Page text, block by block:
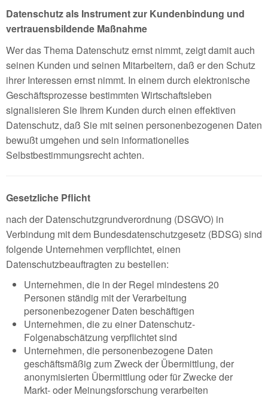
Datenschutz als Instrument zur Kundenbindung und
vertrauensbildende Maßnahme
Wer das Thema Datenschutz ernst nimmt, zeigt damit auch
seinen Kunden und seinen Mitarbeitern, daß er den Schutz
ihrer Interessen ernst nimmt. In einem durch elektronische
Geschäftsprozesse bestimmten Wirtschaftsleben
signalisieren Sie Ihrem Kunden durch einen effektiven
Datenschutz, daß Sie mit seinen personenbezogenen Daten
bewußt umgehen und sein informationelles
Selbstbestimmungsrecht achten.
Gesetzliche Pflicht
nach der Datenschutzgrundverordnung (DSGVO) in
Verbindung mit dem Bundesdatenschutzgesetz (BDSG) sind
folgende Unternehmen verpflichtet, einen
Datenschutzbeauftragten zu bestellen:
Unternehmen, die in der Regel mindestens 20
Personen ständig mit der Verarbeitung
personenbezogener Daten beschäftigen
Unternehmen, die zu einer Datenschutz-
Folgenabschätzung verpflichtet sind
Unternehmen, die personenbezogene Daten
geschäftsmäßig zum Zweck der Übermittlung, der
anonymisierten Übermittlung oder für Zwecke der
Markt- oder Meinungsforschung verarbeiten